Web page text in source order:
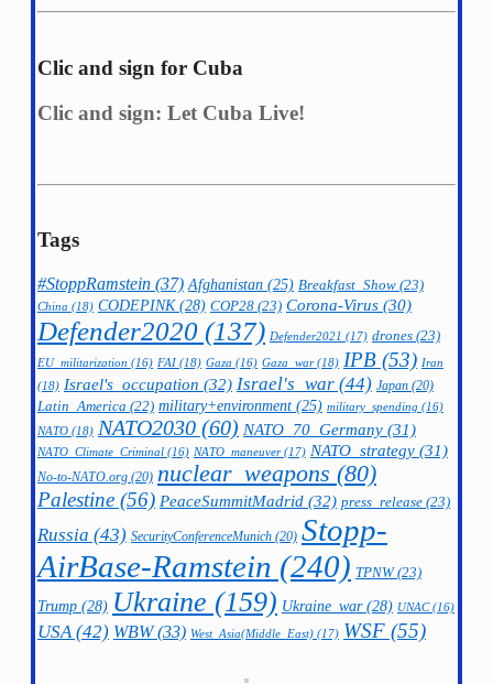
Clic and sign for Cuba
Clic and sign: Let Cuba Live!
Tags
#StoppRamstein (37) Afghanistan (25) Breakfast_Show (23)
China (18) CODEPINK(28) COP28 (23) Corona-Virus (30)
Defender2020 (137) Defender2021 (17) drones (23)
EU_militarization (16) FAI (18) Gaza (16) Gaza_war(18) IPB (53) Iran
(18) Israel's_occupation (32) Israel's_war (44) Japan (20)
Latin_America (22) military+environment (25) military_spending (16)
NATO (18) NATO2030 (60) NATO_70_Germany (31)
NATO_Climate_Criminal (16) NATO_maneuver(17) NATO_strategy (31)
No-to-NATO.org (20) nuclear_weapons (80)
Palestine (56) PeaceSummitMadrid (32) press_release (23)
Russia (43) SecurityConferenceMunich (20) Stopp-
AirBase-Ramstein (240) TPNW(23)
Trump (28) Ukraine (159) Ukraine_war(28) UNAC(16)
USA(42) WBW(33) West_Asia(Middle_East) (17) WSF (55)